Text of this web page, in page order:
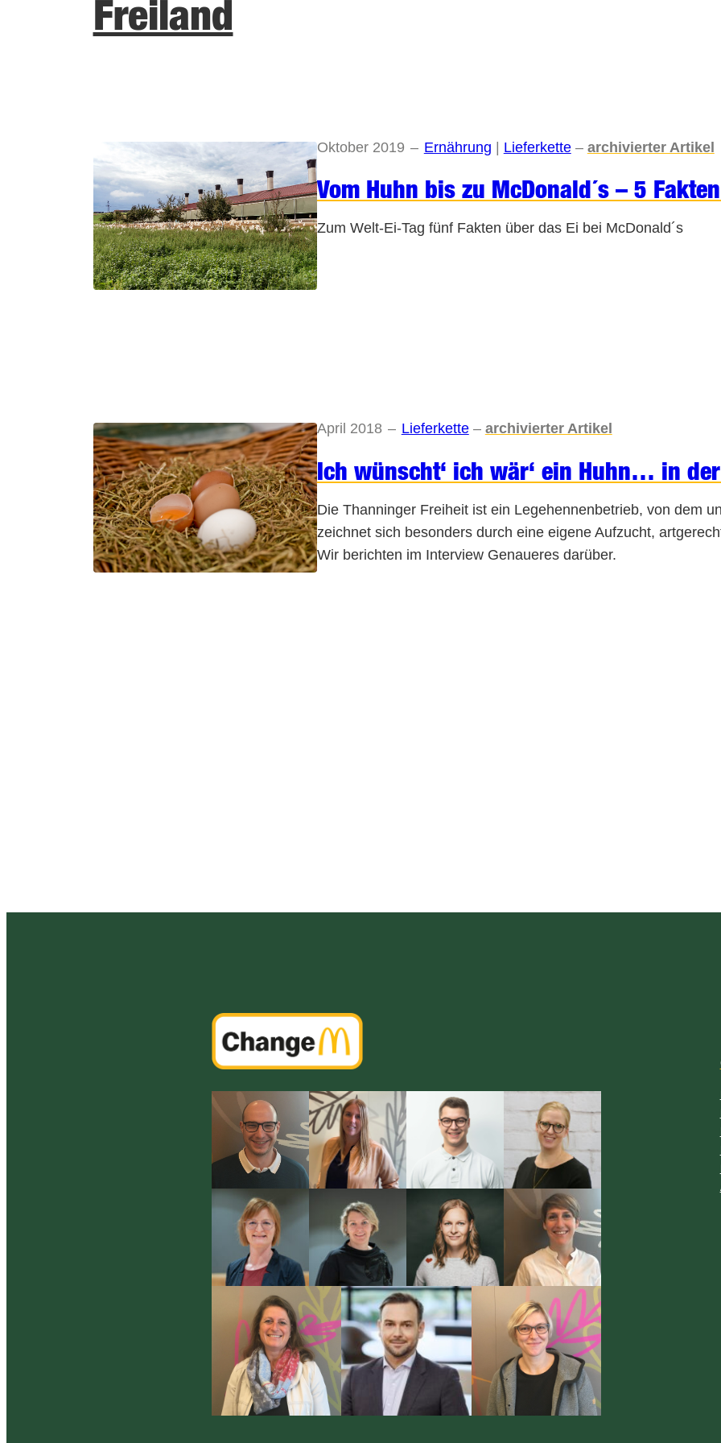
Freiland
Oktober 2019 – Ernährung | Lieferkette– archivierter Artikel
Vom Huhn bis zu McDonald´s – 5
Zum Welt-Ei-Tag fünf Fakten über das Ei bei McDonald´s
April 2018 – Lieferkette– archivierter Artikel
Ich wünscht‘ ich wär‘ ein Huhn… in
Die Thanninger Freiheit ist ein Legehennenbetrieb, von dem
zeichnet sich besonders durch eine eigene Aufzucht,
Wir berichten im Interview Genaueres darüber.